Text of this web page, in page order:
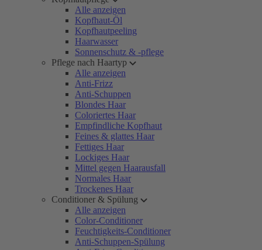
Alle anzeigen
Kopfhaut-Öl
Kopfhautpeeling
Haarwasser
Sonnenschutz & -pflege
Pflege nach Haartyp
Alle anzeigen
Anti-Frizz
Anti-Schuppen
Blondes Haar
Coloriertes Haar
Empfindliche Kopfhaut
Feines & glattes Haar
Fettiges Haar
Lockiges Haar
Mittel gegen Haarausfall
Normales Haar
Trockenes Haar
Conditioner & Spülung
Alle anzeigen
Color-Conditioner
Feuchtigkeits-Conditioner
Anti-Schuppen-Spülung